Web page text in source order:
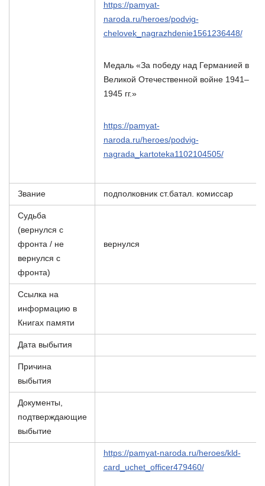
https://pamyat-
naroda.ru/heroes/podvig-
chelovek_nagrazhdenie1561236448/
Медаль «За победу над Германией в
Великой Отечественной войне 1941–
1945 гг.»
https://pamyat-
naroda.ru/heroes/podvig-
nagrada_kartoteka1102104505/
Звание подполковник ст.батал. комиссар
Судьба
(вернулся с
фронта / не
вернулся с
фронта)
вернулся
Ссылка на
информацию в
Книгах памяти
Дата выбытия
Причина
выбытия
Документы,
подтверждающие
выбытие
https://pamyat-naroda.ru/heroes/kld-
card_uchet_officer479460/